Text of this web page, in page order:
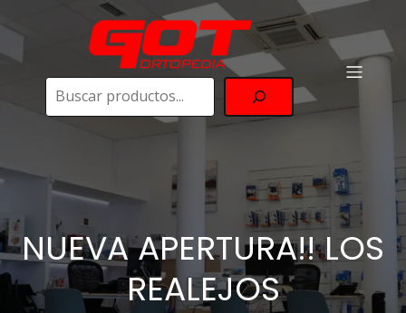
NUEVA APERTURA!! LOS
REALEJOS